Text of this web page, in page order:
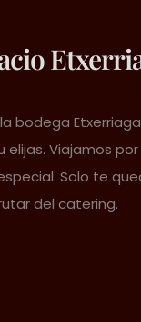
bodega
Viajamos
Solo te
del catering.